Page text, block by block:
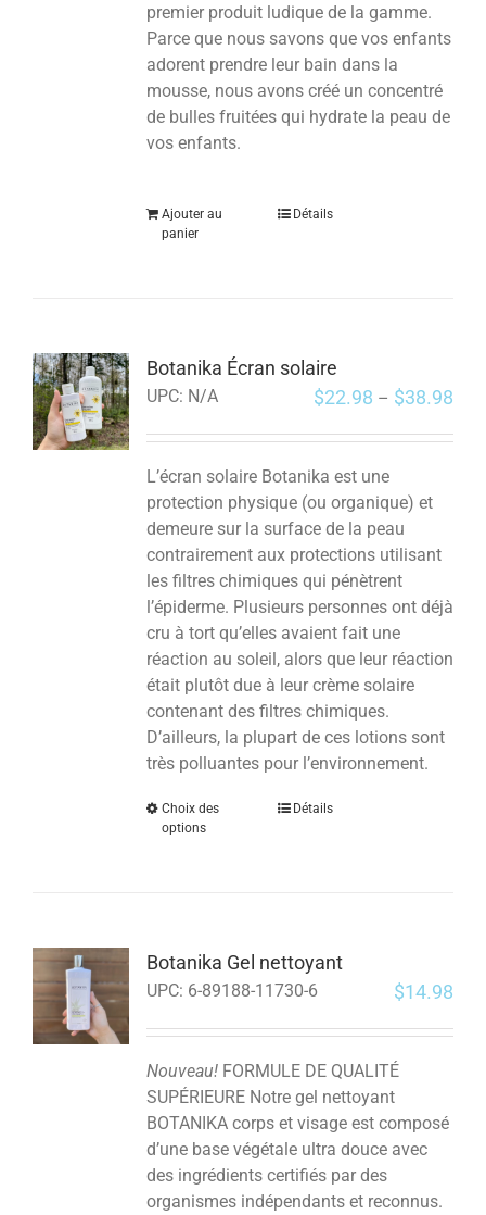
premier produit ludique de la gamme.
Parce que nous savons que vos enfants
adorent prendre leur bain dans la
mousse, nous avons créé un concentré
de bulles fruitées qui hydrate la peau de
vos enfants.
Ajouter au
panier
Détails
Botanika Écran solaire
UPC: N/A $22.98 – $38.98
L’écran solaire Botanika est une
protection physique (ou organique) et
demeure sur la surface de la peau
contrairement aux protections utilisant
les filtres chimiques qui pénètrent
l’épiderme. Plusieurs personnes ont déjà
cru à tort qu’elles avaient fait une
réaction au soleil, alors que leur réaction
était plutôt due à leur crème solaire
contenant des filtres chimiques.
D’ailleurs, la plupart de ces lotions sont
très polluantes pour l’environnement.
Choix des
options
Détails
Botanika Gel nettoyant
UPC: 6-89188-11730-6 $14.98
Nouveau!FORMULE DE QUALITÉ
SUPÉRIEURE Notre gel nettoyant
BOTANIKA corps et visage est composé
d’une base végétale ultra douce avec
des ingrédients certifiés par des
organismes indépendants et reconnus.